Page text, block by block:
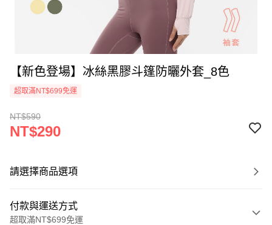
【新色登場】冰絲黑膠斗篷防曬外套_8色
超取滿NT$699免運
NT$590
NT$290
請選擇商品選項
付款與運送方式
超取滿NT$699免運